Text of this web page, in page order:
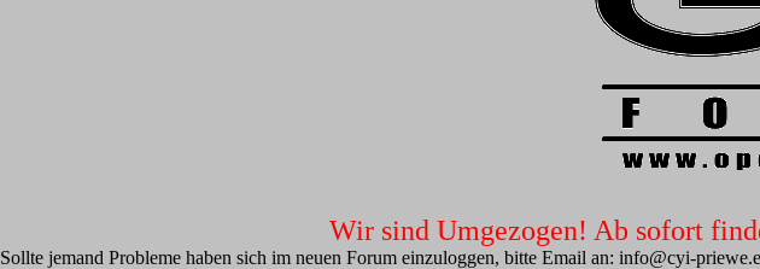
Wir sind Umgezogen! Ab sofort
Sollte jemand Probleme haben sich im neuen Forum einzuloggen, bitte Email an: info@cyi-